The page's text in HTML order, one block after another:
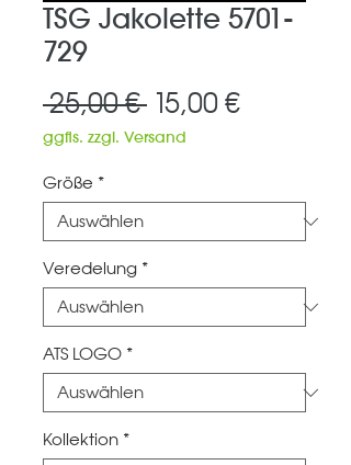
TSG Jakolette 5701-
729
25,00 € Standardpreis
15,00 €Sale-
ggfls. zzgl. Versand
Größe *
Veredelung *
ATS LOGO *
Kollektion *